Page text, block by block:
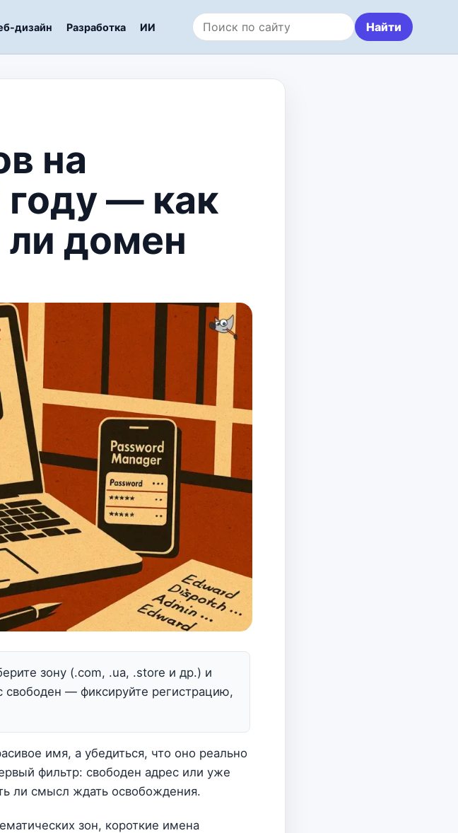
дизайн Разработка ИИ
Поиск по сайту
Найти
на
году — как
ли домен
зону (.com, .ua, .store и др.) и
свободен — фиксируйте регистрацию,
имя, а убедиться, что оно реально
фильтр: свободен адрес или уже
ли смысл ждать освобождения.
зон, короткие имена